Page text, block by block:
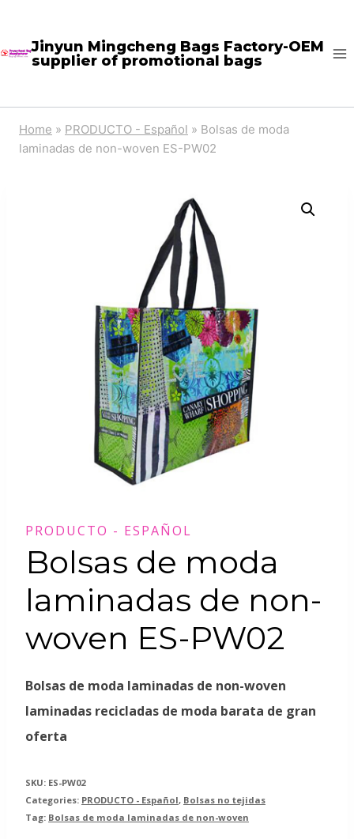
content
Jinyun Mingcheng Bags Factory-OEM
supplier of promotional bags
Home » PRODUCTO - Español » Bolsas de moda
laminadas de non-woven ES-PW02
PRODUCTO - ESPAÑOL
Bolsas de moda
laminadas de non-
woven ES-PW02
Bolsas de moda laminadas de non-woven
laminadas recicladas de moda barata de gran
oferta
SKU: ES-PW02
Categories: PRODUCTO - Español, Bolsas no tejidas
Tag: Bolsas de moda laminadas de non-woven